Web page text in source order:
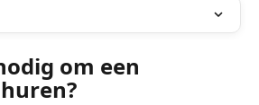
om een